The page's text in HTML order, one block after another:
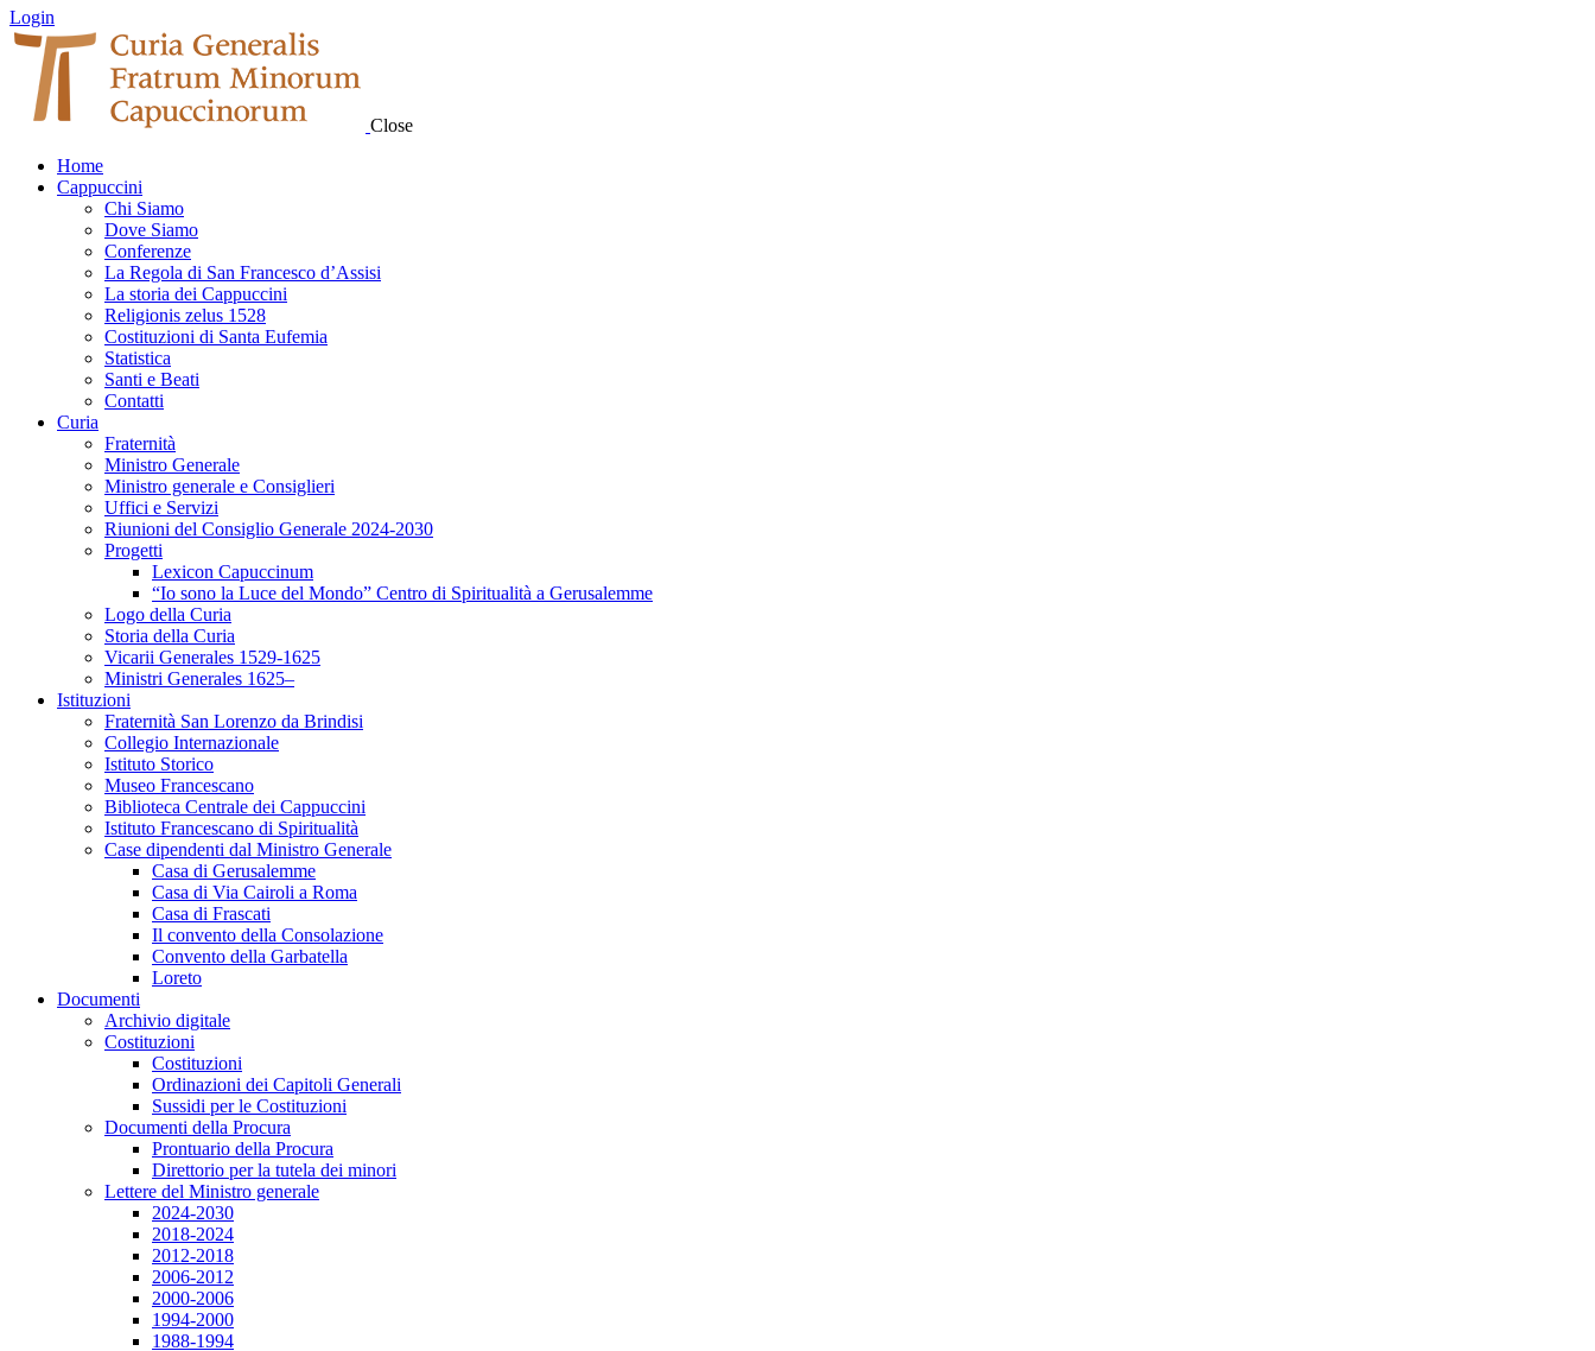
Login
Close
Home
Cappuccini
Chi Siamo
Dove Siamo
Conferenze
La Regola di San Francesco d’Assisi
La storia dei Cappuccini
Religionis zelus 1528
Costituzioni di Santa Eufemia
Statistica
Santi e Beati
Contatti
Curia
Fraternità
Ministro Generale
Ministro generale e Consiglieri
Uffici e Servizi
Riunioni del Consiglio Generale 2024-2030
Progetti
Lexicon Capuccinum
“Io sono la Luce del Mondo” Centro di Spiritualità a Gerusalemme
Logo della Curia
Storia della Curia
Vicarii Generales 1529-1625
Ministri Generales 1625–
Istituzioni
Fraternità San Lorenzo da Brindisi
Collegio Internazionale
Istituto Storico
Museo Francescano
Biblioteca Centrale dei Cappuccini
Istituto Francescano di Spiritualità
Case dipendenti dal Ministro Generale
Casa di Gerusalemme
Casa di Via Cairoli a Roma
Casa di Frascati
Il convento della Consolazione
Convento della Garbatella
Loreto
Documenti
Archivio digitale
Costituzioni
Costituzioni
Ordinazioni dei Capitoli Generali
Sussidi per le Costituzioni
Documenti della Procura
Prontuario della Procura
Direttorio per la tutela dei minori
Lettere del Ministro generale
2024-2030
2018-2024
2012-2018
2006-2012
2000-2006
1994-2000
1988-1994